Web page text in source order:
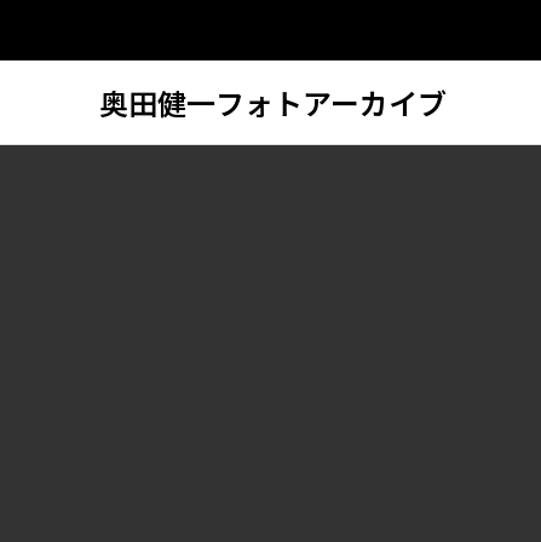
奥田健一フォトアーカイブ